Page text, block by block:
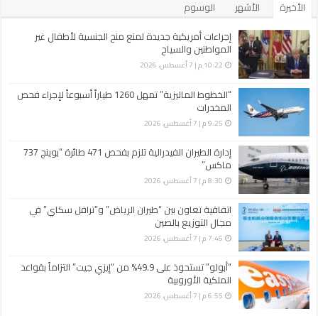
الأخيرة الأشهر
الوسوم
إجراءات أمريكية جديدة لمنع منح الجنسية لأطفال غير
المواطنين والسياح
10:22 م | 7 أغسطس، 2026
“الخطوط الماليزية” تمهل 1260 طياراً أسبوعاً لإجراء فحص
المخدرات
9:25 م | 7 أغسطس، 2026
إدارة الطيران الفيدرالية تلزم بفحص 471 طائرة “بوينج 737
ماكس”
8:30 م | 7 أغسطس، 2026
اتفاقية تعاون بين “طيران الرياض” و”ترافل سكاي” في
مجال التوزيع بالصين
7:45 م | 7 أغسطس، 2026
“أبولو” تستحوذ على 49.9% من “إيزي جيت” التزاماً بقواعد
الملكية الأوروبية
6:55 م | 7 أغسطس، 2026